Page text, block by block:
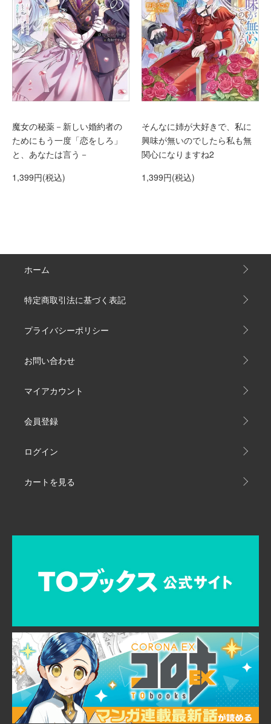
魔女の秘薬－新しい婚約者の
ためにもう一度「恋をしろ」
と、あなたは言う－
1,399円(税込)
そんなに姉が大好きで、私に
興味が無いのでしたら私も無
関心になりますね2
1,399円(税込)
ホーム
特定商取引法に基づく表記
プライバシーポリシー
お問い合わせ
マイアカウント
会員登録
ログイン
カートを見る